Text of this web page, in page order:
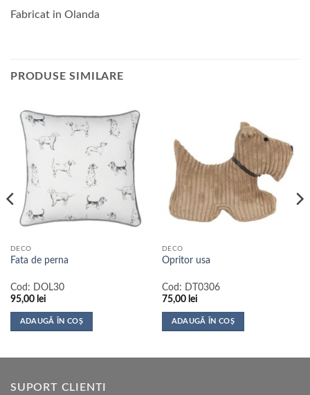
Fabricat in Olanda
PRODUSE SIMILARE
DECO
Fata de perna
Cod:
DOL30
95,00 lei
ADAUGĂ ÎN COȘ
DECO
Opritor usa
Cod:
DT0306
75,00 lei
ADAUGĂ ÎN COȘ
SUPORT CLIENTI